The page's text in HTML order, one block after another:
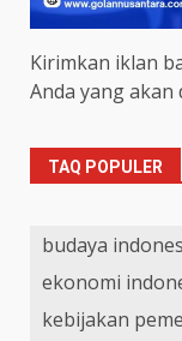
Kirimkan iklan
Anda yang
TAQ POPULER
budaya
ekonomi
kebijakan